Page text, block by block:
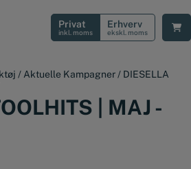
Privat
inkl. moms
Erhverv
ekskl. moms
/ Aktuelle Kampagner / DIESELLA
| MAJ -